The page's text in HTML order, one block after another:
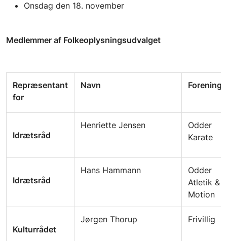
Onsdag den 18. november
Medlemmer af Folkeoplysningsudvalget
Repræsentant
for
Navn Forening
Idrætsråd
Henriette Jensen
Odder
Karate
Idrætsråd
Hans Hammann
Odder
Atletik &
Motion
Kulturrådet
Jørgen Thorup Frivillig